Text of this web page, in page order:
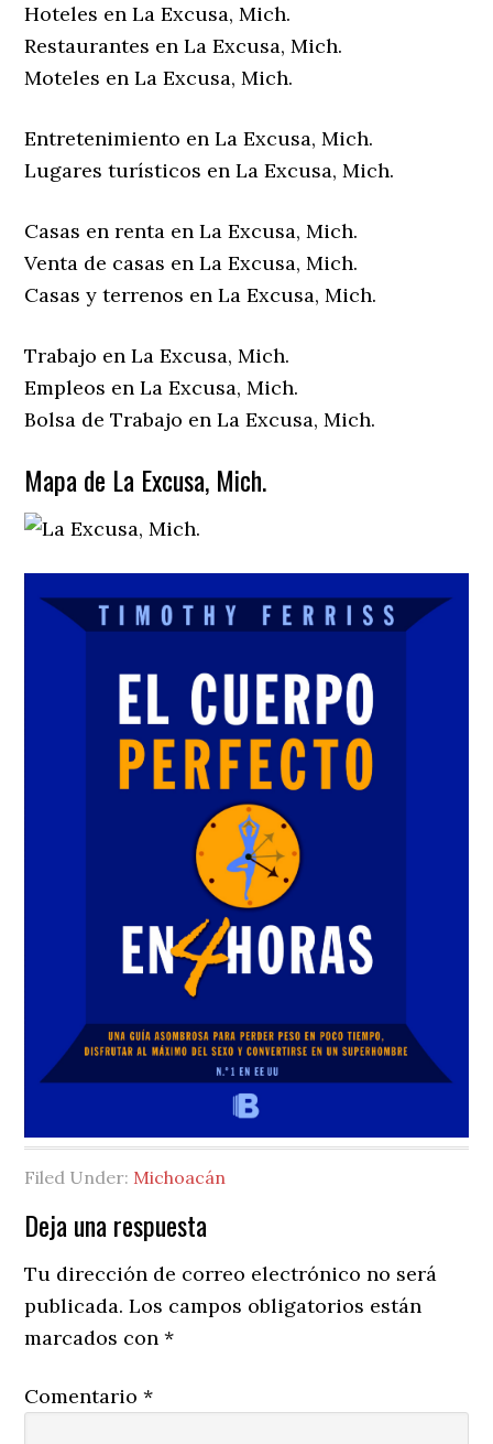
Hoteles en La Excusa, Mich.
Restaurantes en La Excusa, Mich.
Moteles en La Excusa, Mich.
Entretenimiento en La Excusa, Mich.
Lugares turísticos en La Excusa, Mich.
Casas en renta en La Excusa, Mich.
Venta de casas en La Excusa, Mich.
Casas y terrenos en La Excusa, Mich.
Trabajo en La Excusa, Mich.
Empleos en La Excusa, Mich.
Bolsa de Trabajo en La Excusa, Mich.
Mapa de La Excusa, Mich.
Filed Under: Michoacán
Reader
Interactions
Deja una respuesta
Tu dirección de correo electrónico no será
publicada. Los campos obligatorios están
marcados con*
Comentario*